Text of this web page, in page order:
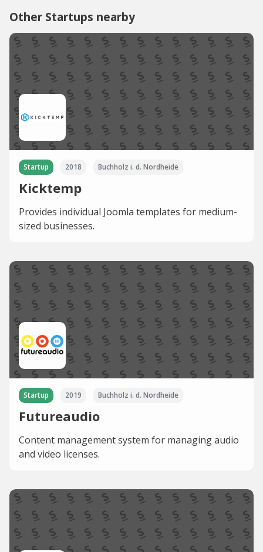
Other Startups nearby
Startup 2018 Buchholz i. d. Nordheide
Kicktemp
Provides individual Joomla templates for medium-
sized businesses.
Startup 2019 Buchholz i. d. Nordheide
Futureaudio
Content management system for managing audio
and video licenses.